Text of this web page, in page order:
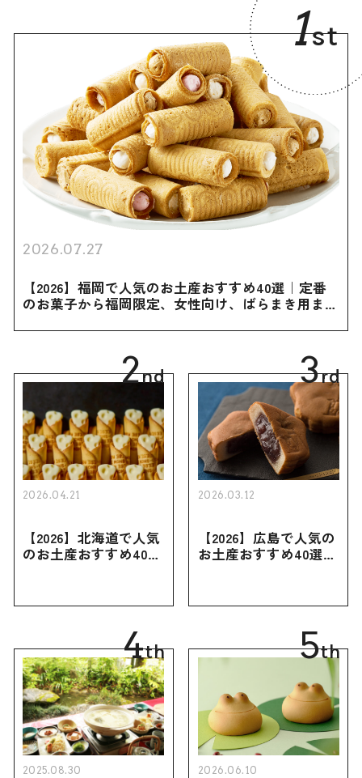
1st
2026.07.27
【2026】福岡で人気のお土産おすすめ40選｜定番
のお菓子から福岡限定、女性向け、ばらまき用まで
2nd
2026.04.21
【2026】北海道で人気
のお土産おすすめ40選
買えない限定品、女性
3rd
2026.03.12
【2026】広島で人気の
お土産おすすめ40選｜
き用、女性向けまで幅
4th
2025.08.30
5th
2026.06.10